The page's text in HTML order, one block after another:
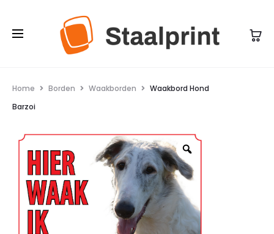
Home Borden Waakborden
Waakbord Hond
Barzoi